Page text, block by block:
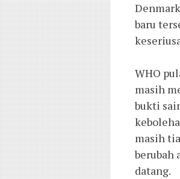
baru
WHO
masih
bukti
masih
berubah
datang.